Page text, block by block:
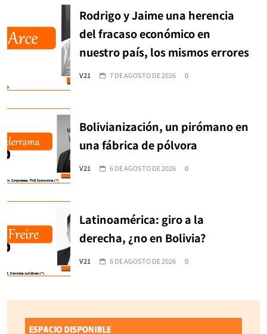
Rodrigo y Jaime una herencia
del fracaso económico en
nuestro país, los mismos errores
V21 7 DE AGOSTO DE 2026 0
Bolivianización, un pirómano en
una fábrica de pólvora
V21 6 DE AGOSTO DE 2026 0
Latinoamérica: giro a la
derecha, ¿no en Bolivia?
V21 6 DE AGOSTO DE 2026 0